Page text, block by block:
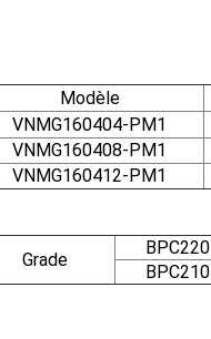
Modèle
VNMG160404-PM1
VNMG160408-PM1
VNMG160412-PM1
Grade
BPC220
BPC210